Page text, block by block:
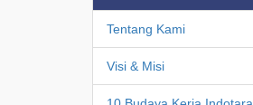
Tentang Kami
Visi & Misi